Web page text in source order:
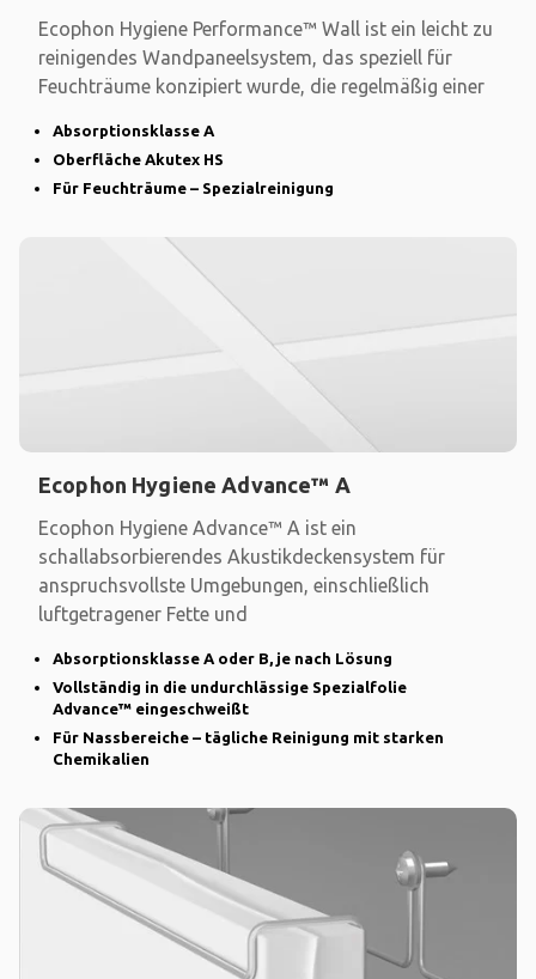
Ecophon Hygiene Performance™ Wall ist ein leicht zu
reinigendes Wandpaneelsystem, das speziell für
Feuchträume konzipiert wurde, die regelmäßig einer
Absorptionsklasse A
Oberfläche Akutex HS
Für Feuchträume – Spezialreinigung
Ecophon Hygiene Advance™ A
Ecophon Hygiene Advance™ A ist ein
schallabsorbierendes Akustikdeckensystem für
anspruchsvollste Umgebungen, einschließlich
luftgetragener Fette und
Absorptionsklasse A oder B, je nach Lösung
Vollständig in die undurchlässige Spezialfolie
Advance™ eingeschweißt
Für Nassbereiche – tägliche Reinigung mit starken
Chemikalien